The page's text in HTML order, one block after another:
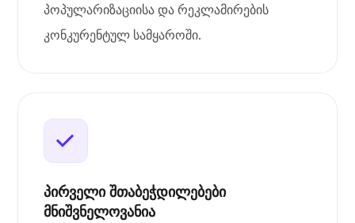
პოპულარიზაციისა და რეკლამირების
კონკურენტულ სამყაროში.
პირველი შთაბეჭდილებები
მნიშვნელოვანია